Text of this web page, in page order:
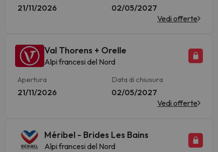
21/11/2026
02/05/2027
Vedi offerte
Val Thorens + Orelle
Alpi francesi del Nord
Apertura
21/11/2026
Data di chiusura
02/05/2027
Vedi offerte
Méribel - Brides Les Bains
Alpi francesi del Nord